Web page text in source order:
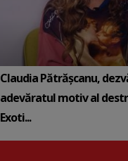
Claudia Pătrășcanu,
adevăratul motiv al
Exoti...